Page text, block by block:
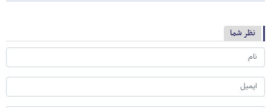
نظر شما